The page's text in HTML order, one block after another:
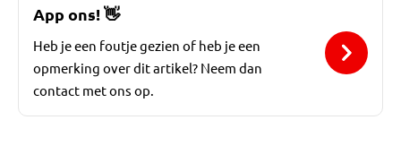
App ons!👋
Heb je een foutje gezien of heb je een
opmerking over dit artikel? Neem dan
contact met ons op.